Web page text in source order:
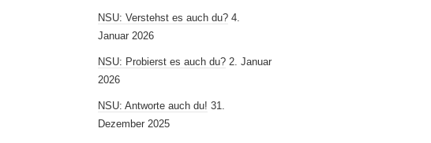
NSU: Verstehst es auch du? 4.
Januar 2026
NSU: Probierst es auch du? 2. Januar
2026
NSU: Antworte auch du! 31.
Dezember 2025